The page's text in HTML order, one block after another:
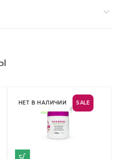
SALE
НЕТ В НАЛИЧИИ